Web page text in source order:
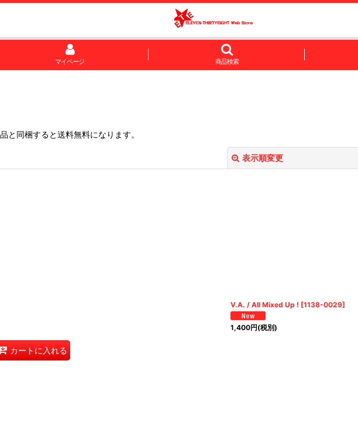
マイページ 商品検索
と同梱すると送料無料になります。
表示順変更
カートに入れる
V.A. / All Mixed Up ! [1138-0029]
1,400円(税別)